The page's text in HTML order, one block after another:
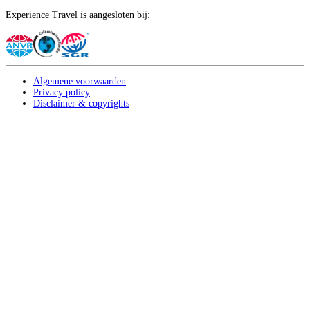
Experience Travel is aangesloten bij:
Algemene voorwaarden
Privacy policy
Disclaimer & copyrights